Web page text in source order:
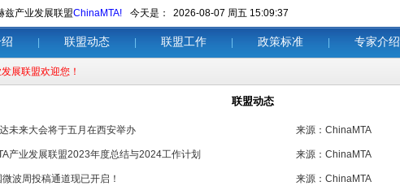
兹产业发展联盟ChinaMTA! 今天是： 2026-08-07 周五 15:09:38
联盟动态 联盟工作 政策标准 专家介绍
展联盟欢迎您！
联盟动态
未来大会将于五月在西安举办 来源：ChinaMTA
产业发展联盟2023年度总结与2024工作计划 来源：ChinaMTA
波周投稿通道现已开启！ 来源：ChinaMTA